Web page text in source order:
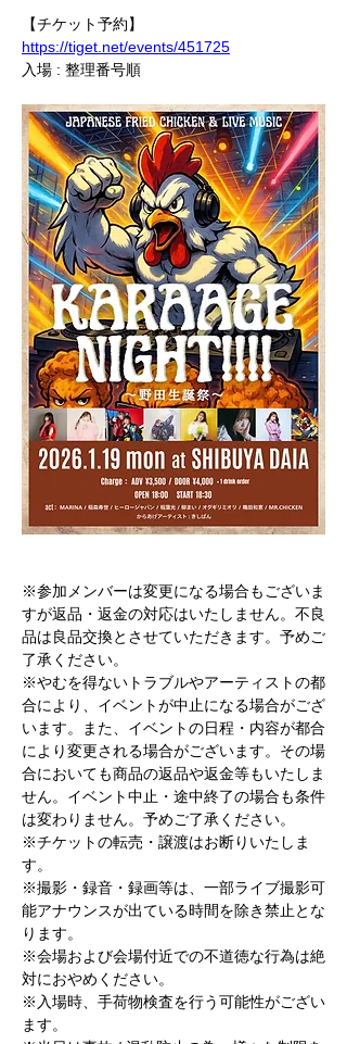
【チケット予約】
https://tiget.net/events/451725
入場 : 整理番号順
※参加メンバーは変更になる場合もございま
すが返品・返金の対応はいたしません。不良
品は良品交換とさせていただきます。予めご
了承ください。
※やむを得ないトラブルやアーティストの都
合により、イベントが中止になる場合がござ
います。また、イベントの日程・内容が都合
により変更される場合がございます。その場
合においても商品の返品や返金等もいたしま
せん。イベント中止・途中終了の場合も条件
は変わりません。予めご了承ください。
※チケットの転売・譲渡はお断りいたしま
す。
※撮影・録音・録画等は、一部ライブ撮影可
能アナウンスが出ている時間を除き禁止とな
ります。
※会場および会場付近での不道徳な行為は絶
対におやめください。
※入場時、手荷物検査を行う可能性がござい
ます。